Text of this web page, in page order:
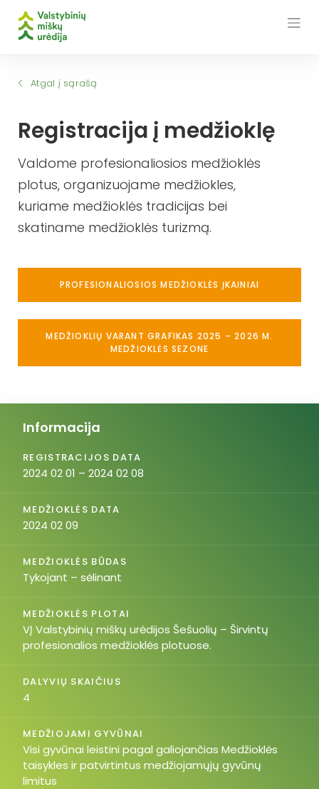
Atgal į sąrašą
Registracija į medžioklę
Valdome profesionaliosios medžioklės
plotus, organizuojame medžiokles,
kuriame medžioklės tradicijas bei
skatiname medžioklės turizmą.
PROFESIONALIOSIOS MEDŽIOKLĖS ĮKAINIAI
MEDŽIOKLIŲ VARANT GRAFIKAS 2025 – 2026 M.
MEDŽIOKLĖS SEZONE
Informacija
REGISTRACIJOS DATA
2024 02 01 – 2024 02 08
MEDŽIOKLĖS DATA
2024 02 09
MEDŽIOKLĖS BŪDAS
Tykojant – sėlinant
MEDŽIOKLĖS PLOTAI
VĮ Valstybinių miškų urėdijos Šešuolių – Širvintų
profesionalios medžioklės plotuose.
DALYVIŲ SKAIČIUS
4
MEDŽIOJAMI GYVŪNAI
Visi gyvūnai leistini pagal galiojančias Medžioklės
taisykles ir patvirtintus medžiojamųjų gyvūnų
limitus